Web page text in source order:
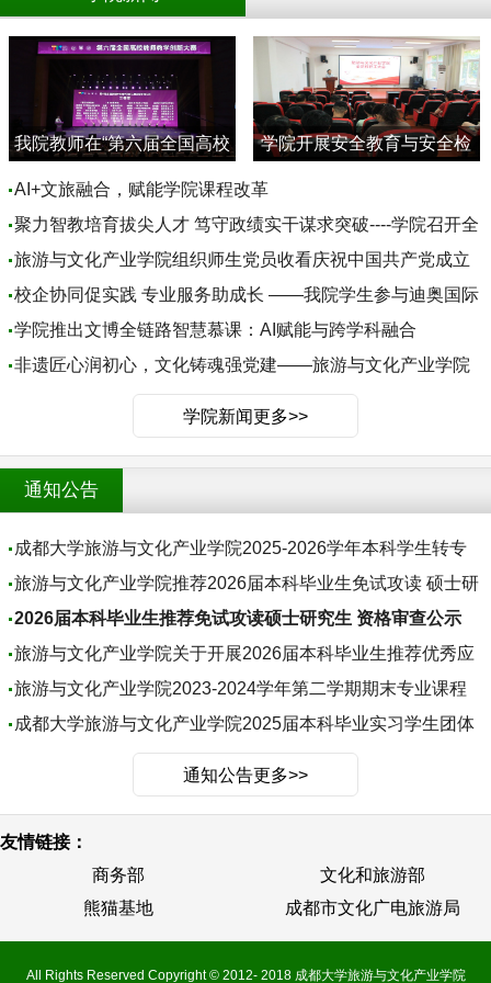
我院教师在“第六届全国高校
教师教学创新大赛”中取得佳
绩
学院开展安全教育与安全检
AI+文旅融合，赋能学院课程改革
聚力智教培育拔尖人才 笃守政绩实干谋求突破----学院召开全
院教职工大会
旅游与文化产业学院组织师生党员收看庆祝中国共产党成立
105周年大会
校企协同促实践 专业服务助成长 ——我院学生参与迪奥国际
会议服务项目实践活动
学院推出文博全链路智慧慕课：AI赋能与跨学科融合
非遗匠心润初心，文化铸魂强党建——旅游与文化产业学院
文产系党支部开展党建融合非遗实践主题党日活动
学院新闻更多>>
通知公告
成都大学旅游与文化产业学院2025-2026学年本科学生转专
业工作...
旅游与文化产业学院推荐2026届本科毕业生免试攻读 硕士研
究生...
2026届本科毕业生推荐免试攻读硕士研究生 资格审查公示
旅游与文化产业学院关于开展2026届本科毕业生推荐优秀应
届本...
旅游与文化产业学院2023-2024学年第二学期期末专业课程
补缓考...
成都大学旅游与文化产业学院2025届本科毕业实习学生团体
通知公告更多>>
友情链接：
文化和旅游部
商务部
成都市文化广电旅游局
熊猫基地
All Rights Reserved Copyright © 2012- 2018 成都大学旅游与文化产业学院